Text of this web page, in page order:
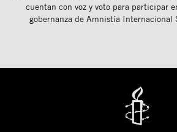
cuentan con voz y voto para participar
gobernanza de Amnistía Internacional